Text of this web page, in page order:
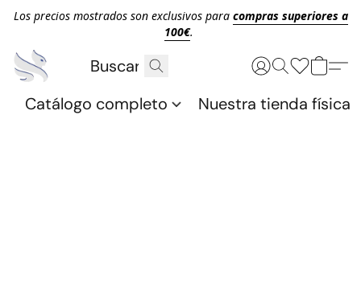
Los precios mostrados son exclusivos para compras superiores a
100€.
Catálogo completo Nuestra tienda física